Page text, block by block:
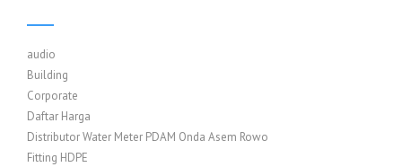
audio
Building
Corporate
Daftar Harga
Distributor Water Meter PDAM Onda Asem Rowo
Fitting HDPE